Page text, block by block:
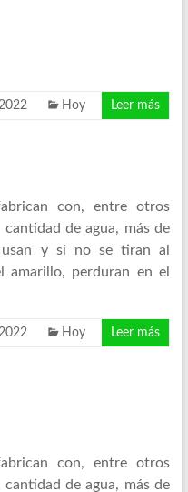
Hoy Leer más
con, entre otros
de agua, más de
usan y si no se tiran al
amarillo, perduran en el
Hoy Leer más
con, entre otros
de agua, más de